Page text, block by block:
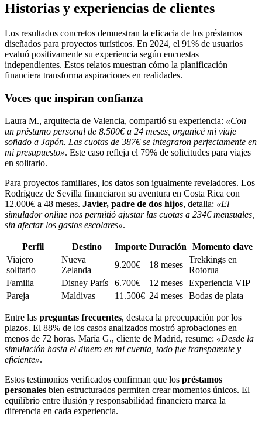
Historias y experiencias de clientes
Los resultados concretos demuestran la eficacia de los préstamos
diseñados para proyectos turísticos. En 2024, el 91% de usuarios
evaluó positivamente su experiencia según encuestas
independientes. Estos relatos muestran cómo la planificación
financiera transforma aspiraciones en realidades.
Voces que inspiran confianza
Laura M., arquitecta de Valencia, compartió su experiencia: «Con
un préstamo personal de 8.500€ a 24 meses, organicé mi viaje
soñado a Japón. Las cuotas de 387€ se integraron perfectamente en
mi presupuesto». Este caso refleja el 79% de solicitudes para viajes
en solitario.
Para proyectos familiares, los datos son igualmente reveladores. Los
Rodríguez de Sevilla financiaron su aventura en Costa Rica con
12.000€ a 48 meses. Javier, padre de dos hijos, detalla: «El
simulador online nos permitió ajustar las cuotas a 234€ mensuales,
sin afectar los gastos escolares».
Perfil Destino Importe Duración
Momento clave
Viajero
solitario
Nueva
Zelanda
9.200€ 18 meses
Trekkings en
Rotorua
Familia
Disney París 6.700€ 12 meses Experiencia VIP
Pareja
Maldivas 11.500€ 24 meses Bodas de plata
Entre las preguntas frecuentes, destaca la preocupación por los
plazos. El 88% de los casos analizados mostró aprobaciones en
menos de 72 horas. María G., cliente de Madrid, resume: «Desde la
simulación hasta el dinero en mi cuenta, todo fue transparente y
eficiente».
Estos testimonios verificados confirman que los préstamos
personales bien estructurados permiten crear momentos únicos. El
equilibrio entre ilusión y responsabilidad financiera marca la
diferencia en cada experiencia.